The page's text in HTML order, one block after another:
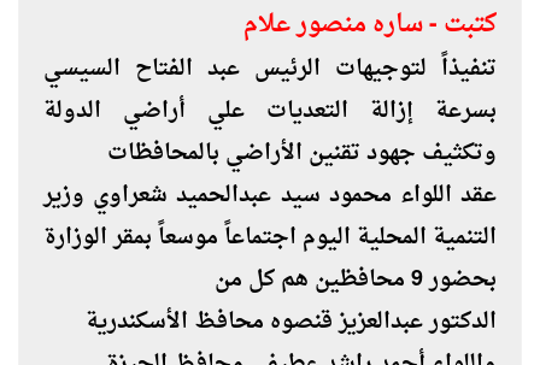
كتبت - ساره منصور علام
تنفيذاً لتوجيهات الرئيس عبد الفتاح السيسي
بسرعة إزالة التعديات علي أراضي الدولة
وتكثيف جهود تقنين الأراضي بالمحافظات
عقد اللواء محمود سيد عبدالحميد شعراوي وزير
التنمية المحلية اليوم اجتماعاً موسعاً بمقر الوزارة
بحضور 9 محافظين هم كل من
الدكتور عبدالعزيز قنصوه محافظ الأسكندرية